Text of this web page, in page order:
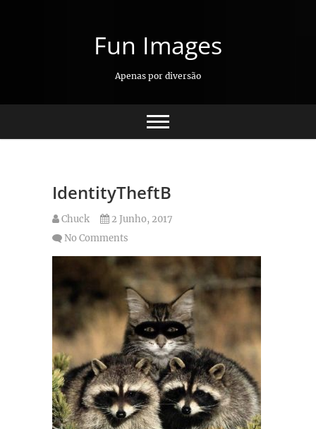
Fun Images
Apenas por diversão
IdentityTheftB
Chuck
2 Junho, 2017
No Comments